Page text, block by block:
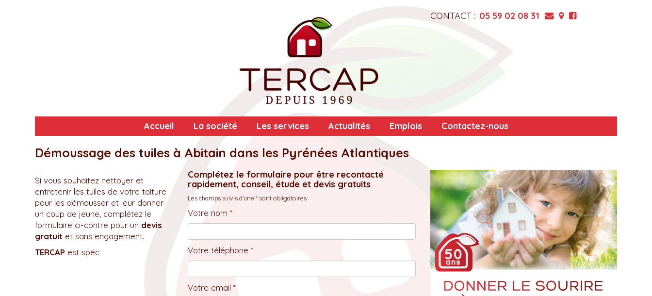
CONTACT : 05 59 02 08 31
Accueil La société Les services Actualités Emplois Contactez-nous
Démoussage des tuiles à Abitain dans les Pyrénées Atlantiques
Si vous souhaitez nettoyer et
entretenir les tuiles de votre toiture
pour les démousser et leur donner
un coup de jeune, complétez le
formulaire ci-contre pour un devis
gratuit et sans engagement.
TERCAP est spéc
Complétez le formulaire pour être recontacté
rapidement, conseil, étude et devis gratuits
Les champs suivis d'une * sont obligatoires
Votre nom *
Votre téléphone *
Votre email *